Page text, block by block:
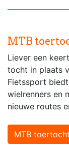
MTB
Liever een
tocht in plaats
Fietssport
wielrenners en
nieuwe routes
MTB